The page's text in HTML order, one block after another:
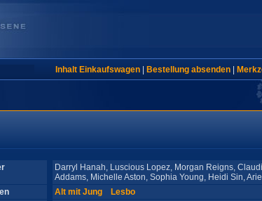
Inhalt Einkaufswagen| Bestellung absenden|
Darryl Hanah, Luscious Lopez, Morgan Reigns,
Addams, Michelle Aston, Sophia Young, Heidi Sin,
Alt mit Jung
Lesbo